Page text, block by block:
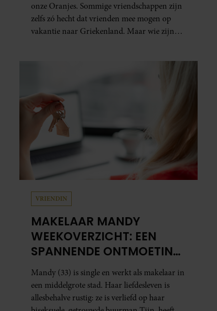
onze Oranjes. Sommige vriendschappen zijn
zelfs zó hecht dat vrienden mee mogen op
vakantie naar Griekenland. Maar wie zijn
VRIENDIN
MAKELAAR MANDY
WEEKOVERZICHT: EEN
SPANNENDE ONTMOETING
EN JUDITHS GROTE
RELATIETEST
Mandy (33) is single en werkt als makelaar in
een middelgrote stad. Haar liefdesleven is
allesbehalve rustig: ze is verliefd op haar